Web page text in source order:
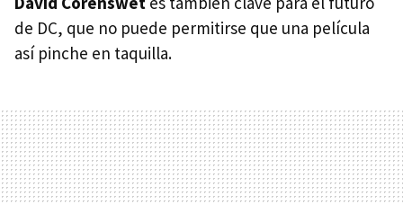
de DC, que no puede permitirse que una película
así pinche en taquilla.